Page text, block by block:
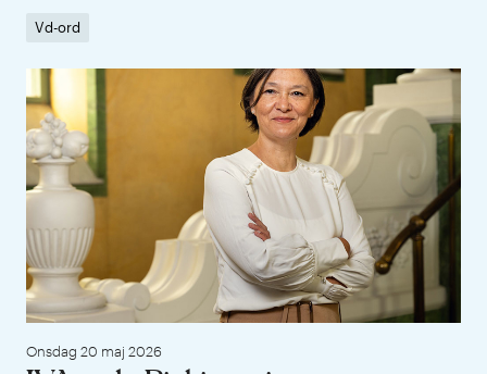
Vd-ord
Onsdag 20 maj 2026